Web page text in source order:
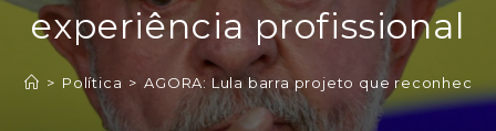
experiência profissional
> Política > AGORA: Lula barra projeto que